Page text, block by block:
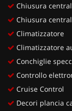
Chiusura
Chiusura
Climatizzatore
Climatizzatore
Conchiglie
Controllo
Cruise Control
Decori plancia